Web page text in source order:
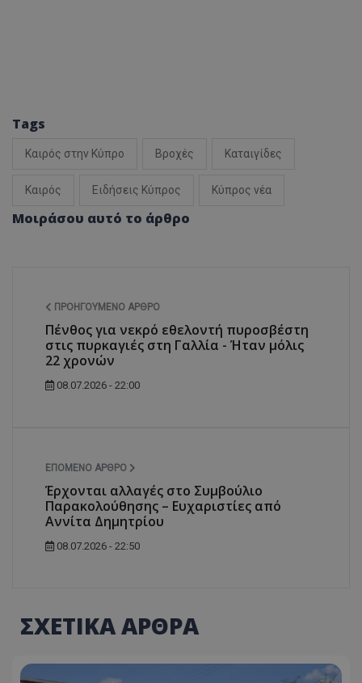
Tags
Καιρός στην Κύπρο Βροχές Καταιγίδες
Καιρός Ειδήσεις Κύπρος Κύπρος νέα
Μοιράσου αυτό το άρθρο
ΠΡΟΗΓΟΎΜΕΝΟ ΆΡΘΡΟ
Πένθος για νεκρό εθελοντή πυροσβέστη
στις πυρκαγιές στη Γαλλία - Ήταν μόλις
22 χρονών
08.07.2026 - 22:00
ΕΠΌΜΕΝΟ ΆΡΘΡΟ
Έρχονται αλλαγές στο Συμβούλιο
Παρακολούθησης – Ευχαριστίες από
Αννίτα Δημητρίου
08.07.2026 - 22:50
ΣΧΕΤΙΚΑ ΑΡΘΡΑ